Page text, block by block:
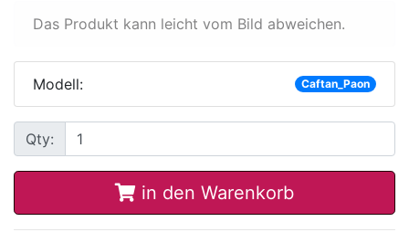
Das Produkt kann leicht vom Bild abweichen.
Modell: Caftan_Paon
Qty:
in den Warenkorb